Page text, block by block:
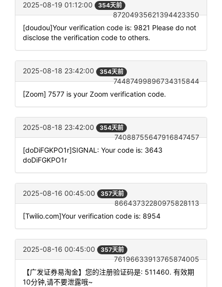
2025-08-19 01:12:00 354天前
87204935621394423350
[doudou]Your verification code is: 9821 Please do not
disclose the verification code to others.
2025-08-18 23:42:00 354天前
74487499896734315844
[Zoom] 7577 is your Zoom verification code.
2025-08-18 23:42:00 354天前
74088755647916847457
[doDiFGKPO1r]SIGNAL: Your code is: 3643
doDiFGKPO1r
2025-08-16 00:45:00 357天前
86643732280975828113
[Twilio.com]Your verification code is: 8954
2025-08-16 00:45:00 357天前
76196633913765874005
【广发证券易淘金】您的注册验证码是: 511460. 有效期
10分钟,请不要泄露哦~